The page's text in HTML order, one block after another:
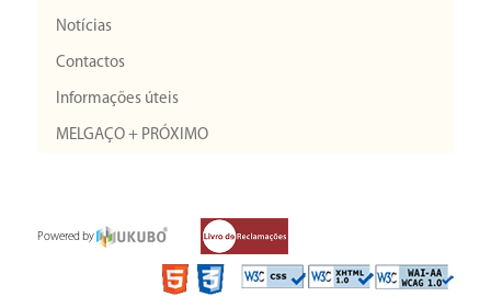
Notícias
Contactos
Informações úteis
MELGAÇO + PRÓXIMO
Powered by